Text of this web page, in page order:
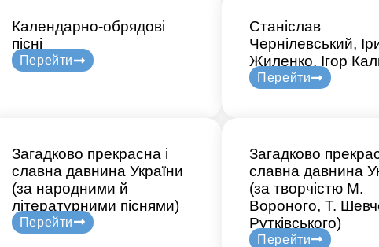
Календарно-обрядові
пісні
Перейти
Станіслав
Чернілевський,
Жиленко, Ігор
Перейти
Загадково прекрасна і
славна давнина України
(за народними й
літературними піснями)
Перейти
Загадково
славна давнина
(за творчістю М.
Вороного, Т.
Рутківського)
Перейти